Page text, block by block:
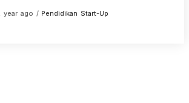
year ago / Pendidikan Start-Up